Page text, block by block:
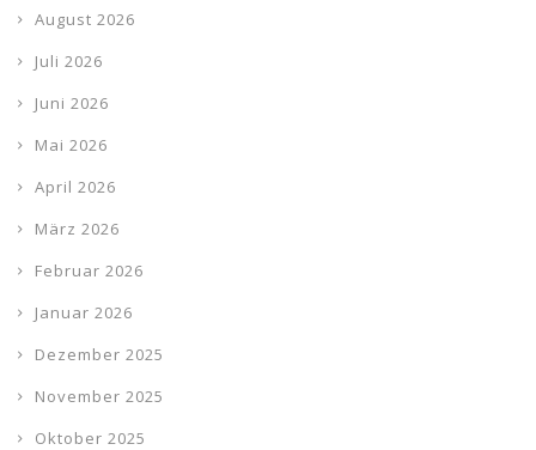
August 2026
Juli 2026
Juni 2026
Mai 2026
April 2026
März 2026
Februar 2026
Januar 2026
Dezember 2025
November 2025
Oktober 2025